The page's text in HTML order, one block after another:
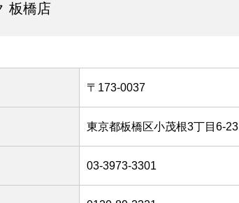
板橋店
〒173-0037
東京都板橋区小茂根3丁目6-23
03-3973-3301